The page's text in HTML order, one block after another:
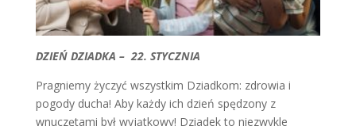
DZIEŃ DZIADKA – 22. STYCZNIA
Pragniemy życzyć wszystkim Dziadkom: zdrowia i
pogody ducha! Aby każdy ich dzień spędzony z
wnuczętami był wyjątkowy! Dziadek to niezwykle